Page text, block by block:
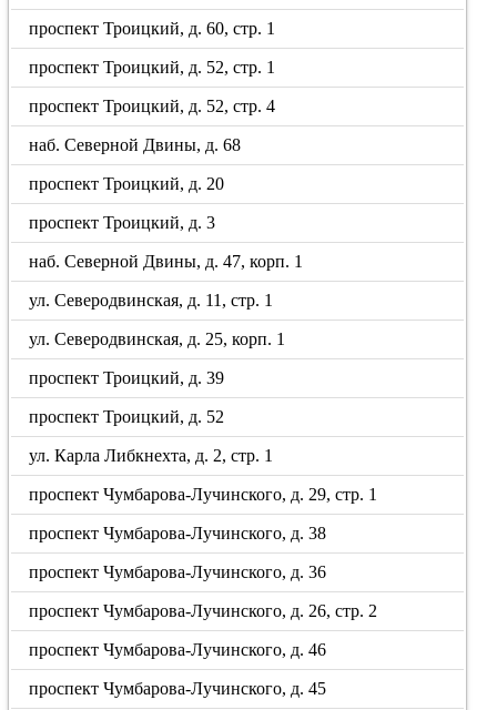
проспект Троицкий, д. 60, стр. 1
проспект Троицкий, д. 52, стр. 1
проспект Троицкий, д. 52, стр. 4
наб. Северной Двины, д. 68
проспект Троицкий, д. 20
проспект Троицкий, д. 3
наб. Северной Двины, д. 47, корп. 1
ул. Северодвинская, д. 11, стр. 1
ул. Северодвинская, д. 25, корп. 1
проспект Троицкий, д. 39
проспект Троицкий, д. 52
ул. Карла Либкнехта, д. 2, стр. 1
проспект Чумбарова-Лучинского, д. 29, стр. 1
проспект Чумбарова-Лучинского, д. 38
проспект Чумбарова-Лучинского, д. 36
проспект Чумбарова-Лучинского, д. 26, стр. 2
проспект Чумбарова-Лучинского, д. 46
проспект Чумбарова-Лучинского, д. 45